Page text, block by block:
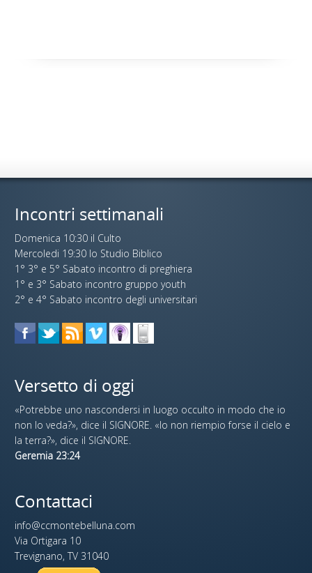
Incontri settimanali
Domenica 10:30 il Culto
Mercoledi 19:30 lo Studio Biblico
1° 3° e 5° Sabato incontro di preghiera
1° e 3° Sabato incontro gruppo youth
2° e 4° Sabato incontro degli universitari
Versetto di oggi
«Potrebbe uno nascondersi in luogo occulto in modo che io
non lo veda?», dice il SIGNORE. «Io non riempio forse il cielo e
la terra?», dice il SIGNORE.
Geremia 23:24
Contattaci
info@ccmontebelluna.com
Via Ortigara 10
Trevignano, TV 31040